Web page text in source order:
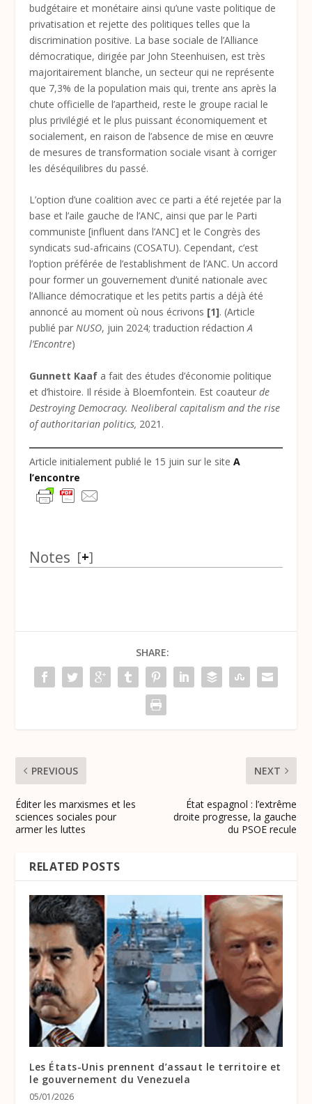
budgétaire et monétaire ainsi qu’une vaste politique de
privatisation et rejette des politiques telles que la
discrimination positive. La base sociale de l’Alliance
démocratique, dirigée par John Steenhuisen, est très
majoritairement blanche, un secteur qui ne représente
que 7,3% de la population mais qui, trente ans après la
chute officielle de l’apartheid, reste le groupe racial le
plus privilégié et le plus puissant économiquement et
socialement, en raison de l’absence de mise en œuvre
de mesures de transformation sociale visant à corriger
les déséquilibres du passé.
L’option d’une coalition avec ce parti a été rejetée par la
base et l’aile gauche de l’ANC, ainsi que par le Parti
communiste [influent dans l’ANC] et le Congrès des
syndicats sud-africains (COSATU). Cependant, c’est
l’option préférée de l’establishment de l’ANC. Un accord
pour former un gouvernement d’unité nationale avec
l’Alliance démocratique et les petits partis a déjà été
annoncé au moment où nous écrivons [1]. (Article
publié parNUSO, juin 2024; traduction rédactionA
l’Encontre)
Gunnett Kaaf a fait des études d’économie politique
et d’histoire. Il réside à Bloemfontein. Est coauteurde
Destroying Democracy. Neoliberal capitalism and the rise
of authoritarian politics, 2021.
Article initialement publié le 15 juin sur le siteA
l’encontre
Notes [+]
SHARE:
PREVIOUS
Éditer les marxismes et les
sciences sociales pour
armer les luttes
NEXT
État espagnol : l’extrême
droite progresse, la gauche
du PSOE recule
RELATED POSTS
Les États-Unis prennent d’assaut le territoire et
le gouvernement du Venezuela
05/01/2026